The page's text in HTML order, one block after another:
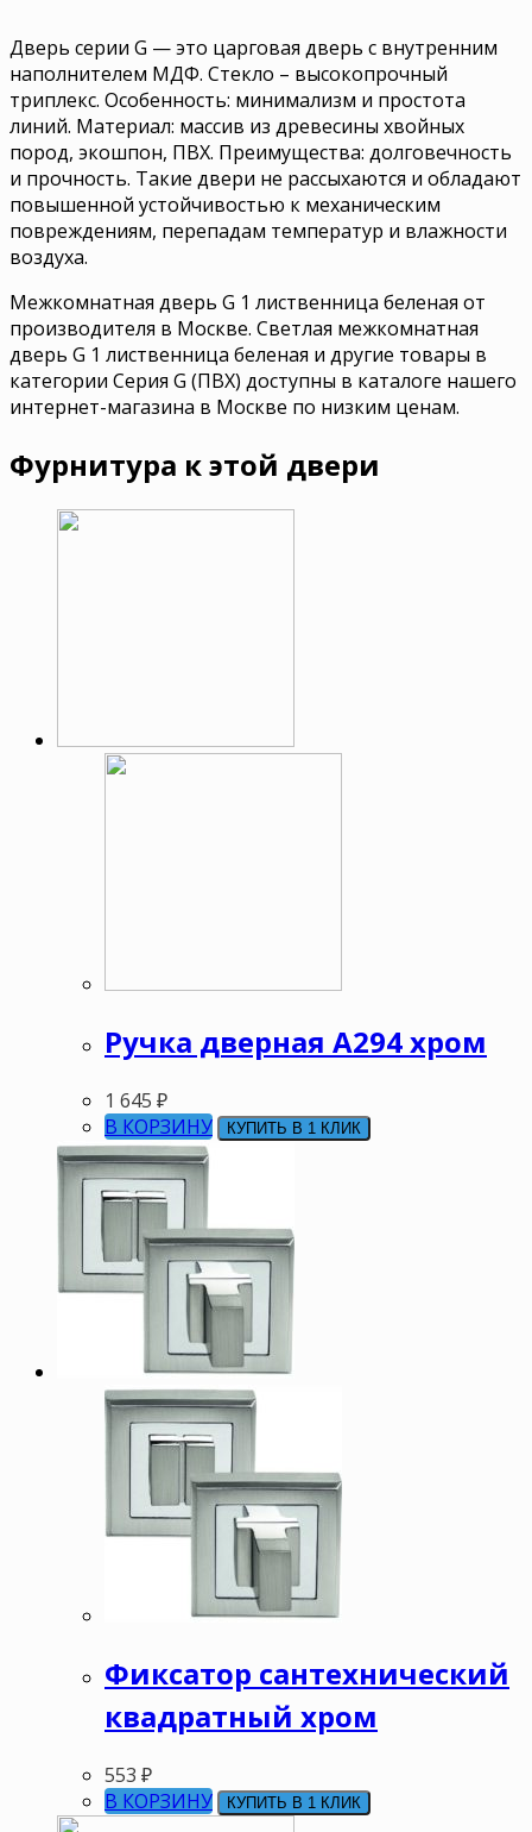
Дверь серии G — это царговая дверь с внутренним
наполнителем МДФ. Стекло – высокопрочный
триплекс. Особенность: минимализм и простота
линий. Материал: массив из древесины хвойных
пород, экошпон, ПВХ. Преимущества: долговечность
и прочность. Такие двери не рассыхаются и обладают
повышенной устойчивостью к механическим
повреждениям, перепадам температур и влажности
воздуха.
Межкомнатная дверь G 1 лиственница беленая от
производителя в Москве. Светлая межкомнатная
дверь G 1 лиственница беленая и другие товары в
категории Серия G (ПВХ) доступны в каталоге нашего
интернет-магазина в Москве по низким ценам.
Фурнитура к этой двери
Ручка дверная А294 хром
1 645 ₽
В КОРЗИНУ
КУПИТЬ В 1 КЛИК
Фиксатор сантехнический
квадратный хром
553 ₽
В КОРЗИНУ
КУПИТЬ В 1 КЛИК